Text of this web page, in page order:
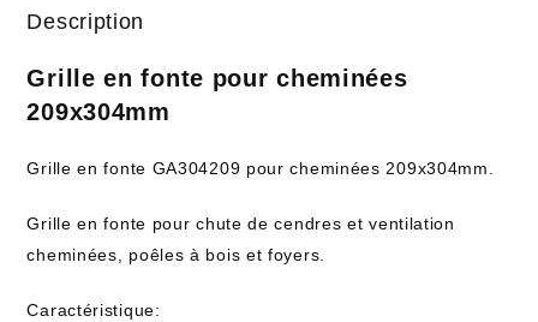
Description
Grille en fonte pour cheminées
209x304mm
Grille en fonte GA304209 pour cheminées 209x304mm.
Grille en fonte pour chute de cendres et ventilation
cheminées, poêles à bois et foyers.
Caractéristique: